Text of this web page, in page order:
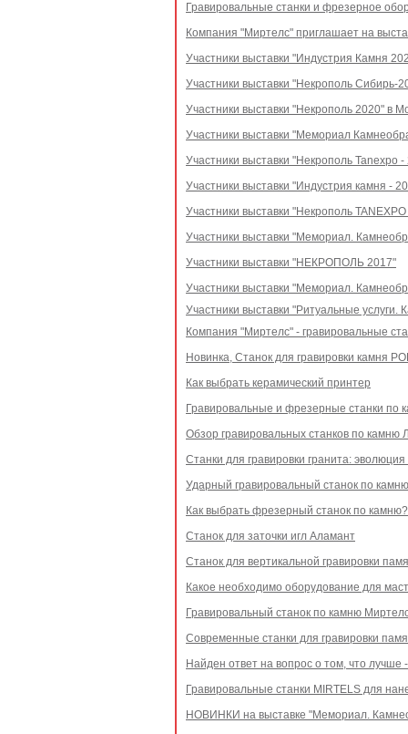
Гравировальные станки и фрезерное
Компания "Миртелс" приглашает на
Участники выставки "Индустрия Камня
Участники выставки "Некрополь Сибирь-
Участники выставки "Некрополь 2020" в
Участники выставки "Мемориал
Участники выставки "Некрополь Tanexpo
Участники выставки "Индустрия камня -
Участники выставки "Некрополь
Участники выставки "Мемориал.
Участники выставки "НЕКРОПОЛЬ 2017"
Участники выставки "Мемориал.
Участники выставки "Ритуальные услуги.
Компания "Миртелс" - гравировальные
Новинка, Станок для гравировки камня
Как выбрать керамический принтер
Гравировальные и фрезерные станки по
Обзор гравировальных станков по камню
Станки для гравировки гранита:
Ударный гравировальный станок по
Как выбрать фрезерный станок по камню?
Станок для заточки игл Аламант
Станок для вертикальной гравировки
Какое необходимо оборудование для
Гравировальный станок по камню
Современные станки для гравировки
Найден ответ на вопрос о том, что лучше
Гравировальные станки MIRTELS для
НОВИНКИ на выставке "Мемориал.